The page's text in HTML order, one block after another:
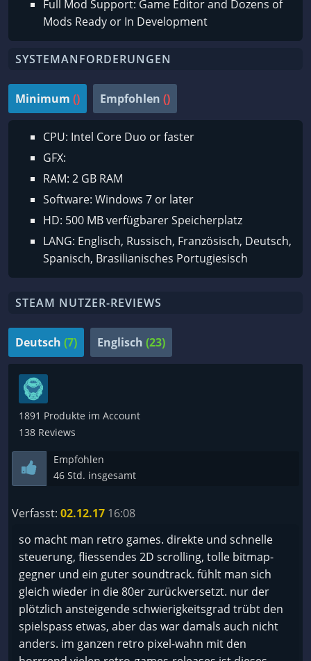
Full Mod Support: Game Editor and Dozens of
Mods Ready or In Development
SYSTEMANFORDERUNGEN
Minimum () Empfohlen ()
CPU: Intel Core Duo or faster
GFX:
RAM: 2 GB RAM
Software: Windows 7 or later
HD: 500 MB verfügbarer Speicherplatz
LANG: Englisch, Russisch, Französisch, Deutsch,
Spanisch, Brasilianisches Portugiesisch
STEAM NUTZER-REVIEWS
Deutsch (7) Englisch (23)
1891 Produkte im Account
138 Reviews
Empfohlen
46 Std. insgesamt
Verfasst: 02.12.17 16:08
so macht man retro games. direkte und schnelle
steuerung, fliessendes 2D scrolling, tolle bitmap-
gegner und ein guter soundtrack. fühlt man sich
gleich wieder in die 80er zurückversetzt. nur der
plötzlich ansteigende schwierigkeitsgrad trübt den
spielspass etwas, aber das war damals auch nicht
anders. im ganzen retro pixel-wahn mit den